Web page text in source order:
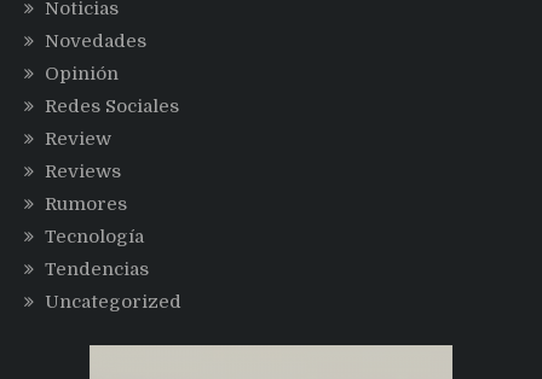
Noticias
Novedades
Opinión
Redes Sociales
Review
Reviews
Rumores
Tecnología
Tendencias
Uncategorized